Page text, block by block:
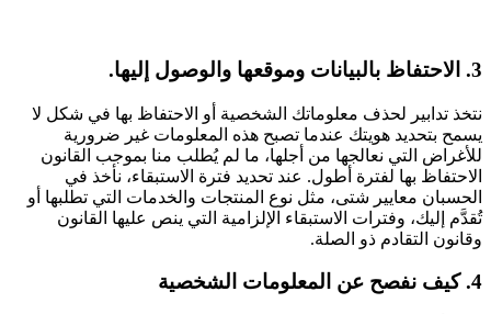
3. الاحتفاظ بالبيانات وموقعها والوصول إليها.
نتخذ تدابير لحذف معلوماتك الشخصية أو الاحتفاظ بها في شكل لا
يسمح بتحديد هويتك عندما تصبح هذه المعلومات غير ضرورية
للأغراض التي نعالجها من أجلها، ما لم يُطلب منا بموجب القانون
الاحتفاظ بها لفترة أطول. عند تحديد فترة الاستبقاء، نأخذ في
الحسبان معايير شتى، مثل نوع المنتجات والخدمات التي تطلبها أو
تُقدَّم إليك، وفترات الاستبقاء الإلزامية التي ينص عليها القانون
وقانون التقادم ذو الصلة.
4. كيف نفصح عن المعلومات الشخصية